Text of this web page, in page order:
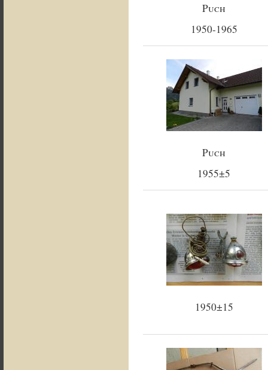
Puch
1950-1965
Puch
1955±5
1950±15